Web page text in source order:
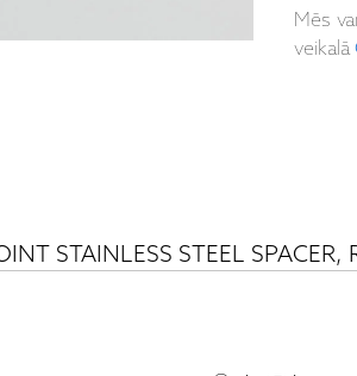
Mēs
veikalā
STAINLESS STEEL